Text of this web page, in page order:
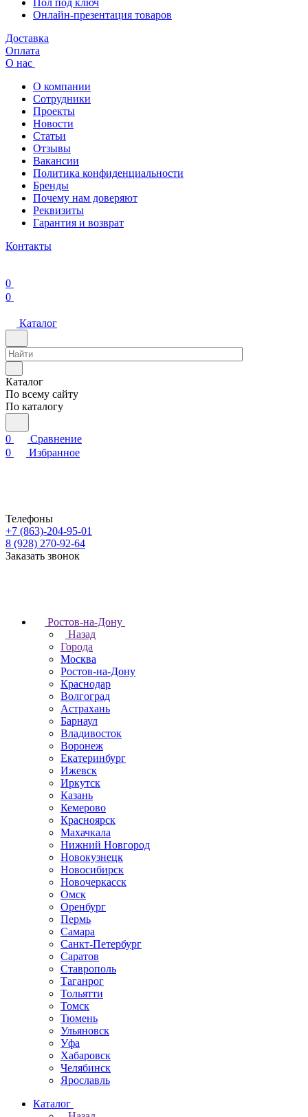
Пол под ключ
Онлайн-презентация товаров
Доставка
Оплата
О нас
О компании
Сотрудники
Проекты
Новости
Статьи
Отзывы
Вакансии
Политика конфиденциальности
Бренды
Почему нам доверяют
Реквизиты
Гарантия и возврат
Контакты
0
0
Каталог
Каталог
По всему сайту
По каталогу
0
Сравнение
0
Избранное
Телефоны
+7 (863)-204-95-01
8 (928) 270-92-64
Заказать звонок
Ростов-на-Дону
Назад
Города
Москва
Ростов-на-Дону
Краснодар
Волгоград
Астрахань
Барнаул
Владивосток
Воронеж
Екатеринбург
Ижевск
Иркутск
Казань
Кемерово
Красноярск
Махачкала
Нижний Новгород
Новокузнецк
Новосибирск
Новочеркаcск
Омск
Оренбург
Пермь
Самара
Санкт-Петербург
Саратов
Ставрополь
Таганрог
Тольятти
Томск
Тюмень
Ульяновск
Уфа
Хабаровск
Челябинск
Ярославль
Каталог